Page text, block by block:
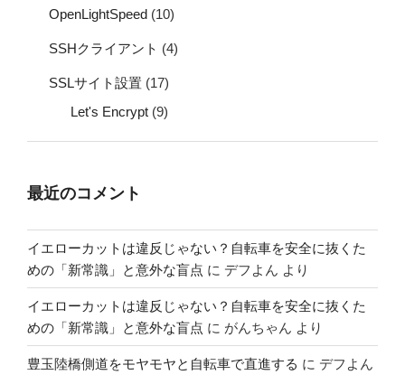
OpenLightSpeed (10)
SSHクライアント (4)
SSLサイト設置 (17)
Let's Encrypt (9)
最近のコメント
イエローカットは違反じゃない？自転車を安全に抜くた
めの「新常識」と意外な盲点 に デフよん より
イエローカットは違反じゃない？自転車を安全に抜くた
めの「新常識」と意外な盲点 に がんちゃん より
豊玉陸橋側道をモヤモヤと自転車で直進する に デフよん